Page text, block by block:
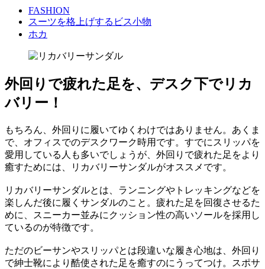
FASHION
スーツを格上げするビス小物
ホカ
外回りで疲れた足を、デスク下でリカ
バリー！
もちろん、外回りに履いてゆくわけではありません。あくま
で、オフィスでのデスクワーク時用です。すでにスリッパを
愛用している人も多いでしょうが、外回りで疲れた足をより
癒すためには、リカバリーサンダルがオススメです。
リカバリーサンダルとは、ランニングやトレッキングなどを
楽しんだ後に履くサンダルのこと。疲れた足を回復させるた
めに、スニーカー並みにクッション性の高いソールを採用し
ているのが特徴です。
ただのビーサンやスリッパとは段違いな履き心地は、外回り
で紳士靴により酷使された足を癒すのにうってつけ。スポサ